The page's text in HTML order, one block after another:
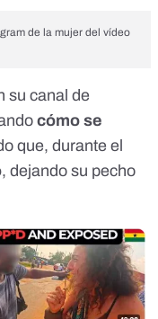
de la mujer del vídeo
su canal de
cómo se
que, durante el
, dejando su pecho